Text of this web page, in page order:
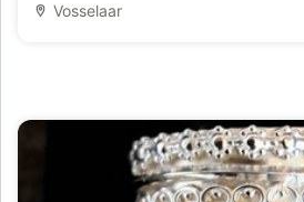
Vosselaar